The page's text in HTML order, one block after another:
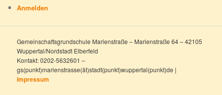
Anmelden
Gemeinschaftsgrundschule Marienstraße – Marienstraße 64 – 42105
Wuppertal/Nordstadt Elberfeld
Kontakt: 0202-5632601 –
gs(punkt)marienstrasse(ät)stadt(punkt)wuppertal(punkt)de |
Impressum